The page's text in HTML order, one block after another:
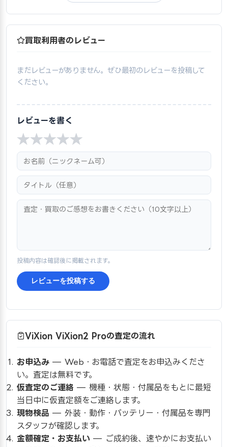
買取利用者のレビュー
まだレビューがありません。ぜひ最初のレビューを投稿して
ください。
レビューを書く
★
★
★
★
★
投稿内容は確認後に掲載されます。
レビューを投稿する
ViXion ViXion2 Proの査定の流れ
お申込み — Web・お電話で査定をお申込みくださ
い。査定は無料です。
仮査定のご連絡 — 機種・状態・付属品をもとに最短
当日中に仮査定額をご連絡します。
現物検品 — 外装・動作・バッテリー・付属品を専門
スタッフが確認します。
金額確定・お支払い — ご成約後、速やかにお支払い